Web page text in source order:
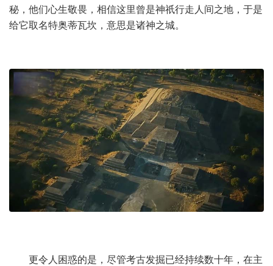
秘，他们心生敬畏，相信这里曾是神祇行走人间之地，于是
给它取名特奥蒂瓦坎，意思是诸神之城。
更令人困惑的是，尽管考古发掘已经持续数十年，在主